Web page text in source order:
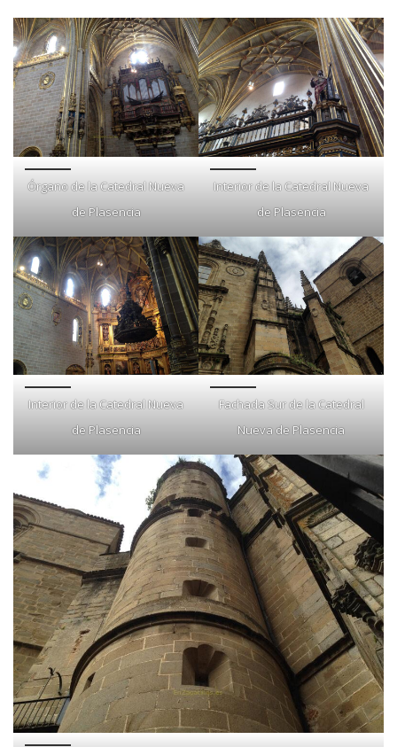
Órgano de la Catedral Nueva
de Plasencia
Interior de la Catedral Nueva
de Plasencia
Interior de la Catedral Nueva
de Plasencia
Fachada Sur de la Catedral
Nueva de Plasencia